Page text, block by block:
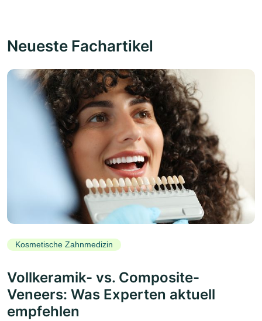
Neueste Fachartikel
Kosmetische Zahnmedizin
Vollkeramik- vs. Composite-
Veneers: Was Experten aktuell
empfehlen